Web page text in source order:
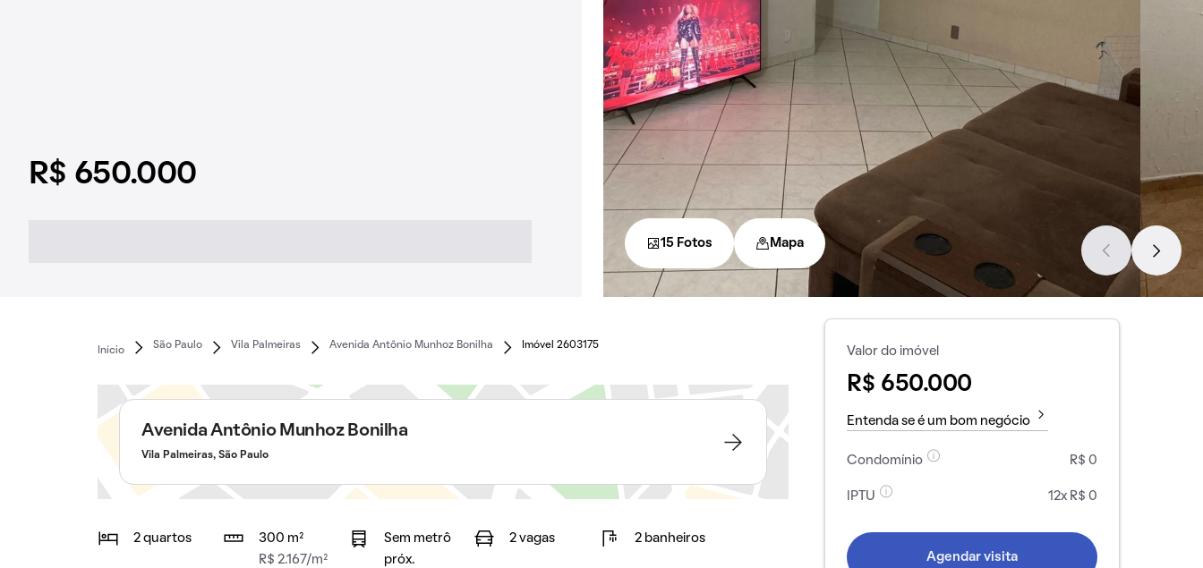
R$ 650.000
15 Fotos Mapa
Início
São Paulo Vila Palmeiras Avenida Antônio Munhoz Bonilha Imóvel 2603175
Avenida Antônio Munhoz Bonilha
Vila Palmeiras, São Paulo
2 quartos
300 m²
R$ 2.167/m²
Sem metrô
próx.
2 vagas 2 banheiros
Valor do imóvel
R$ 650.000
Entenda se é um bom negócio
Condomínio R$ 0
IPTU 12x R$ 0
Agendar visita